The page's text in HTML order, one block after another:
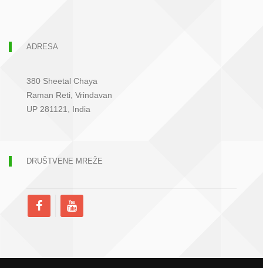
ADRESA
380 Sheetal Chaya
Raman Reti, Vrindavan
UP 281121, India
DRUŠTVENE MREŽE